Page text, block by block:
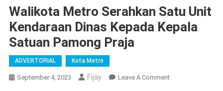
Walikota Metro Serahkan Satu Unit
Kendaraan Dinas Kepada Kepala
Satuan Pamong Praja
ADVERTORIAL Kota Metro
September 4, 2023 Fijay Leave A CommentOn